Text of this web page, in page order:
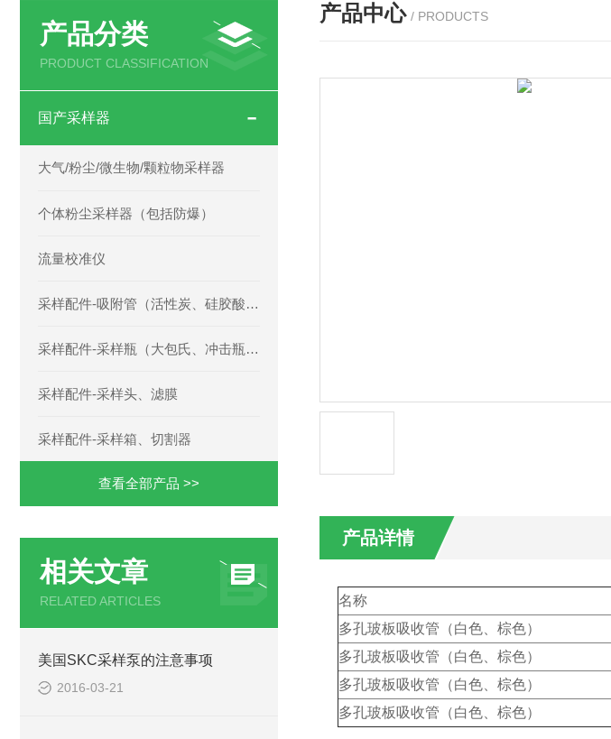
产品分类
PRODUCT CLASSIFICATION
国产采样器
大气/粉尘/微生物/颗粒物采样器
个体粉尘采样器（包括防爆）
流量校准仪
采样配件-吸附管（活性炭、硅胶酸性碱性、TENAX、三氧化铬、草酸玻璃微珠、聚氨酯泡沫等）
采样配件-采样瓶（大包氏、冲击瓶、多孔玻板、二氧化硫等）
采样配件-采样头、滤膜
采样配件-采样箱、切割器
查看全部产品 >>
相关文章
RELATED ARTICLES
美国SKC采样泵的注意事项
2016-03-21
产品中心 / PRODUCTS
产品详情
名称
多孔玻板吸收管（白色、棕色）
多孔玻板吸收管（白色、棕色）
多孔玻板吸收管（白色、棕色）
多孔玻板吸收管（白色、棕色）